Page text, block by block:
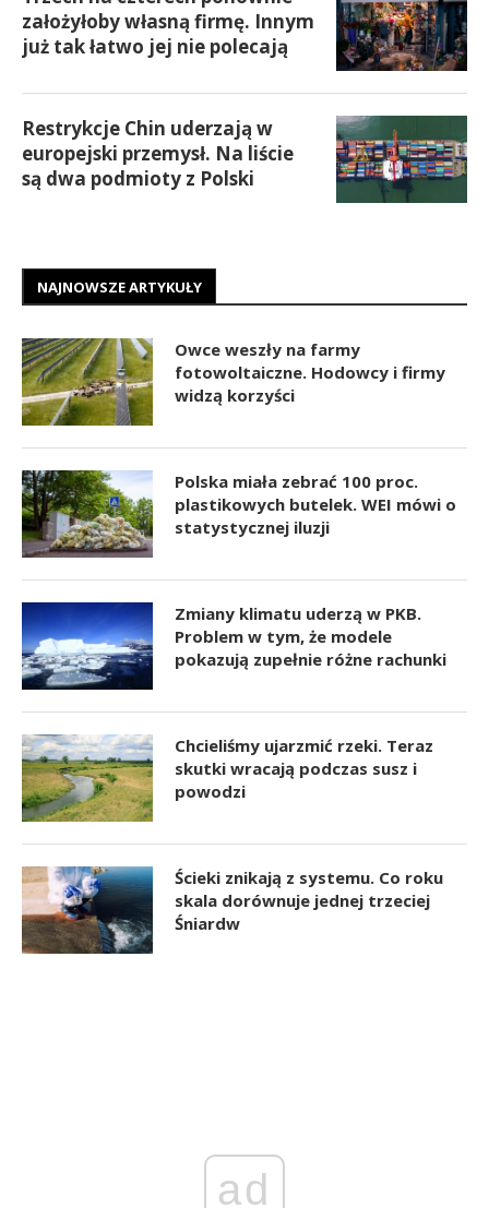
założyłoby własną firmę. Innym
już tak łatwo jej nie polecają
Restrykcje Chin uderzają w
europejski przemysł. Na liście
są dwa podmioty z Polski
NAJNOWSZE ARTYKUŁY
Owce weszły na farmy
fotowoltaiczne. Hodowcy i firmy
widzą korzyści
Polska miała zebrać 100 proc.
plastikowych butelek. WEI mówi o
statystycznej iluzji
Zmiany klimatu uderzą w PKB.
Problem w tym, że modele
pokazują zupełnie różne rachunki
Chcieliśmy ujarzmić rzeki. Teraz
skutki wracają podczas susz i
powodzi
Ścieki znikają z systemu. Co roku
skala dorównuje jednej trzeciej
Śniardw
ad